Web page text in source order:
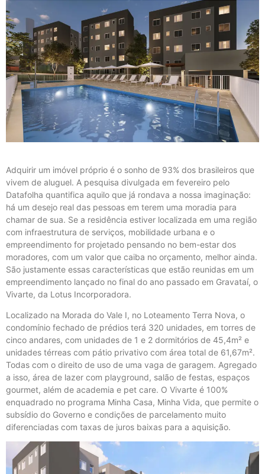
Adquirir um imóvel próprio é o sonho de 93% dos brasileiros que
vivem de aluguel. A pesquisa divulgada em fevereiro pelo
Datafolha quantifica aquilo que já rondava a nossa imaginação:
há um desejo real das pessoas em terem uma moradia para
chamar de sua. Se a residência estiver localizada em uma região
com infraestrutura de serviços, mobilidade urbana e o
empreendimento for projetado pensando no bem-estar dos
moradores, com um valor que caiba no orçamento, melhor ainda.
São justamente essas características que estão reunidas em um
empreendimento lançado no final do ano passado em Gravataí, o
Vivarte, da Lotus Incorporadora.
Localizado na Morada do Vale I, no Loteamento Terra Nova, o
condomínio fechado de prédios terá 320 unidades, em torres de
cinco andares, com unidades de 1 e 2 dormitórios de 45,4m² e
unidades térreas com pátio privativo com área total de 61,67m².
Todas com o direito de uso de uma vaga de garagem. Agregado
a isso, área de lazer com playground, salão de festas, espaços
gourmet, além de academia e pet care. O Vivarte é 100%
enquadrado no programa Minha Casa, Minha Vida, que permite o
subsídio do Governo e condições de parcelamento muito
diferenciadas com taxas de juros baixas para a aquisição.